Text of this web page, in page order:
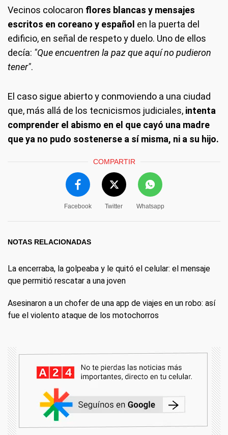
Vecinos colocaron flores blancas y mensajes
escritos en coreano y español en la puerta del
edificio, en señal de respeto y duelo. Uno de ellos
decía: "Que encuentren la paz que aquí no pudieron
tener".
El caso sigue abierto y conmoviendo a una ciudad
que, más allá de los tecnicismos judiciales, intenta
comprender el abismo en el que cayó una madre
que ya no pudo sostenerse a sí misma, ni a su hijo.
COMPARTIR
Facebook Twitter Whatsapp
NOTAS RELACIONADAS
La encerraba, la golpeaba y le quitó el celular: el mensaje
que permitió rescatar a una joven
Asesinaron a un chofer de una app de viajes en un robo: así
fue el violento ataque de los motochorros